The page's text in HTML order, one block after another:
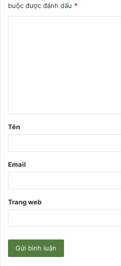
buộc được đánh dấu *
ậ
n
Tên
Email
Trang web